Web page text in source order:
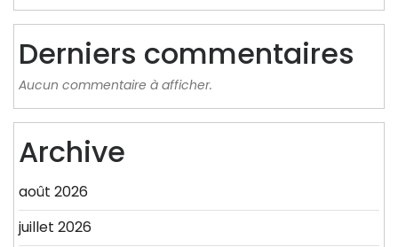
Derniers commentaires
Aucun commentaire à afficher.
Archive
août 2026
juillet 2026